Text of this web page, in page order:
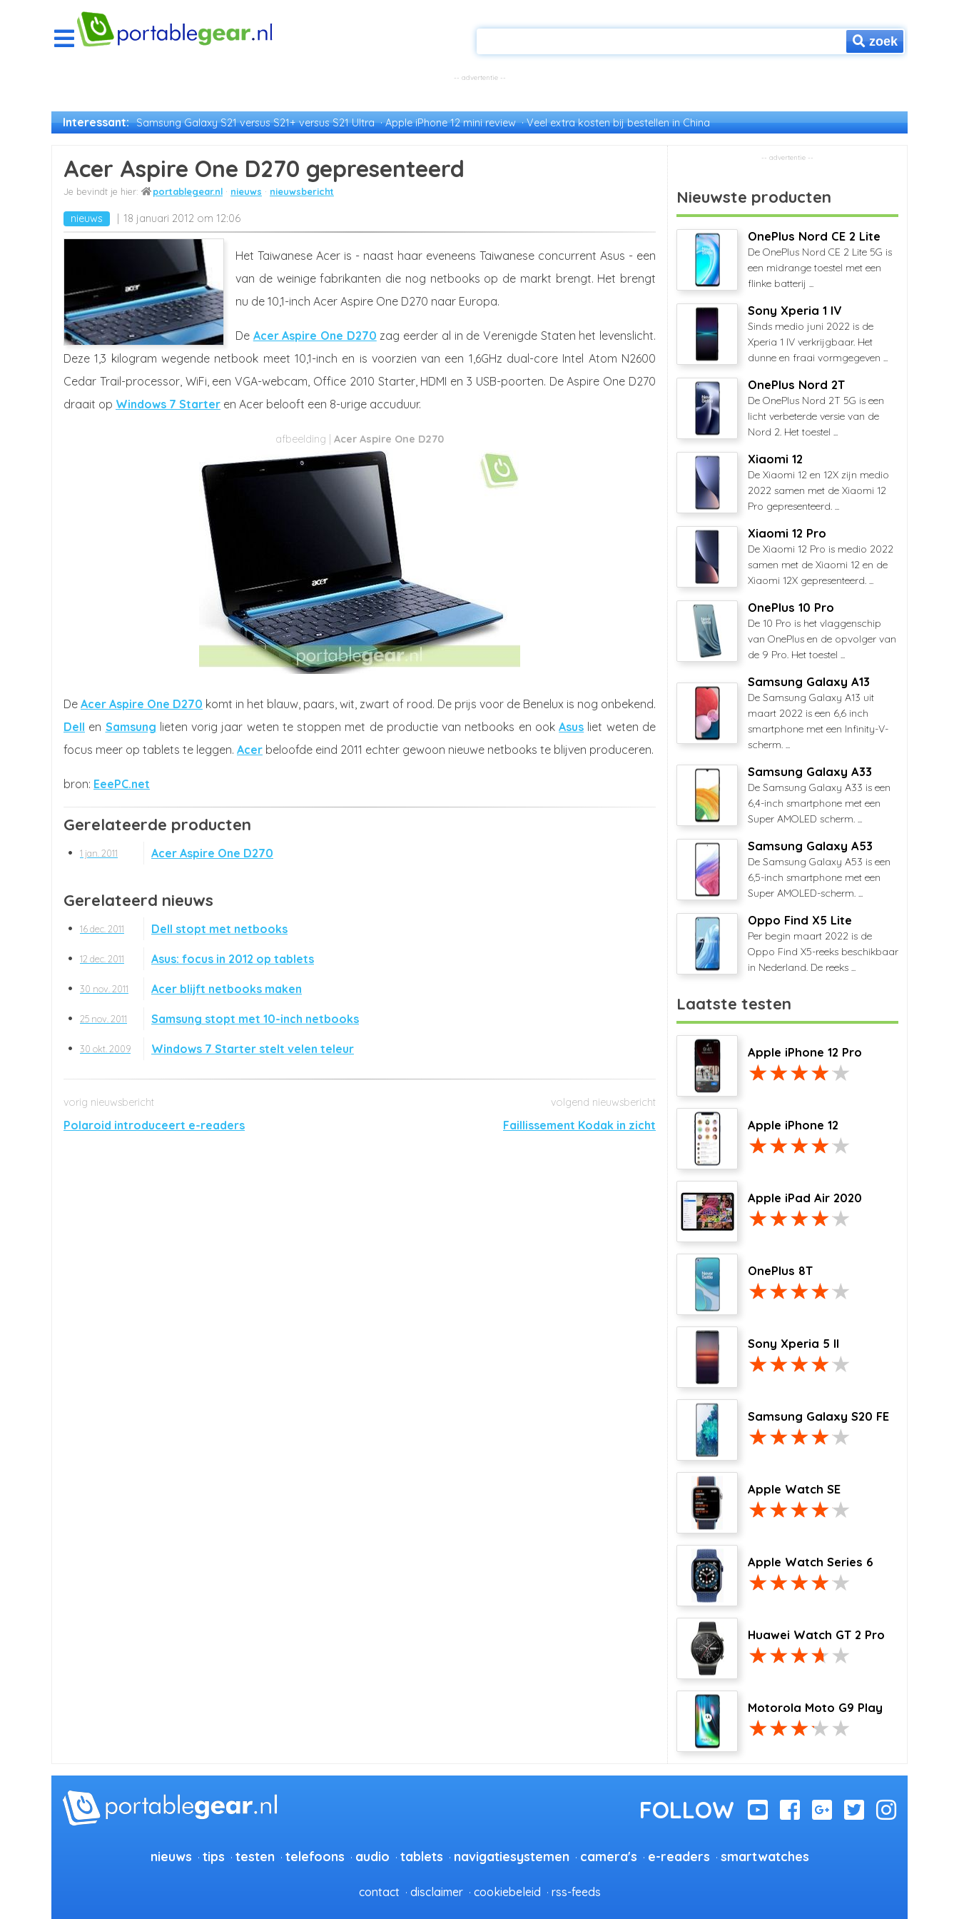
zoek
Interessant: Samsung Galaxy S21 versus S21+ versus S21 Ultra Apple iPhone 12 mini review Veel extra kosten bij bestellen in China
Acer Aspire One D270 gepresenteerd
portablegear.nl nieuws nieuwsbericht
nieuws 18 januari 2012 om 12:06
Het Taiwanese Acer is - naast haar eveneens Taiwanese concurrent Asus - een
van de weinige fabrikanten die nog netbooks op de markt brengt. Het brengt
nu de 10,1-inch Acer Aspire One D270 naar Europa.
De Acer Aspire One D270 zag eerder al in de Verenigde Staten het levenslicht.
Deze 1,3 kilogram wegende netbook meet 10,1-inch en is voorzien van een 1,6GHz dual-core Intel Atom N2600
Cedar Trail-processor, WiFi, een VGA-webcam, Office 2010 Starter, HDMI en 3 USB-poorten. De Aspire One D270
draait op Windows 7 Starter en Acer belooft een 8-urige accuduur.
Acer Aspire One D270
De Acer Aspire One D270 komt in het blauw, paars, wit, zwart of rood. De prijs voor de Benelux is nog onbekend.
Dell en Samsung lieten vorig jaar weten te stoppen met de productie van netbooks en ookAsus liet weten de
focus meer op tablets te leggen. Acer beloofde eind 2011 echter gewoon nieuwe netbooks te blijven produceren.
EeePC.net
Gerelateerde producten
1 jan. 2011 Acer Aspire One D270
Gerelateerd nieuws
16 dec. 2011 Dell stopt met netbooks
12 dec. 2011 Asus: focus in 2012 op tablets
30 nov. 2011 Acer blijft netbooks maken
25 nov. 2011 Samsung stopt met 10-inch netbooks
30 okt. 2009 Windows 7 Starter stelt velen teleur
Polaroid introduceert e-readers Faillissement Kodak in zicht
Nieuwste producten
OnePlus Nord CE 2 Lite
De OnePlus Nord CE 2 Lite 5G is
een midrange toestel met een
flinke batterij ...
Sony Xperia 1 IV
Sinds medio juni 2022 is de
Xperia 1 IV verkrijgbaar. Het
dunne en fraai vormgegeven ...
OnePlus Nord 2T
De OnePlus Nord 2T 5G is een
licht verbeterde versie van de
Nord 2. Het toestel ...
Xiaomi 12
De Xiaomi 12 en 12X zijn medio
2022 samen met de Xiaomi 12
Pro gepresenteerd. ...
Xiaomi 12 Pro
De Xiaomi 12 Pro is medio 2022
samen met de Xiaomi 12 en de
Xiaomi 12X gepresenteerd. ...
OnePlus 10 Pro
De 10 Pro is het vlaggenschip
van OnePlus en de opvolger van
de 9 Pro. Het toestel ...
Samsung Galaxy A13
De Samsung Galaxy A13 uit
maart 2022 is een 6,6 inch
smartphone met een Infinity-V-
scherm. ...
Samsung Galaxy A33
De Samsung Galaxy A33 is een
6,4-inch smartphone met een
Super AMOLED scherm. ...
Samsung Galaxy A53
De Samsung Galaxy A53 is een
6,5-inch smartphone met een
Super AMOLED-scherm. ...
Oppo Find X5 Lite
Per begin maart 2022 is de
Oppo Find X5-reeks beschikbaar
in Nederland. De reeks ...
Laatste testen
Apple iPhone 12 Pro
Apple iPhone 12
Apple iPad Air 2020
OnePlus 8T
Sony Xperia 5 II
Samsung Galaxy S20 FE
Apple Watch SE
Apple Watch Series 6
Huawei Watch GT 2 Pro
Motorola Moto G9 Play
nieuws tips testen telefoons audio tablets navigatiesystemen camera's e-readers smartwatches
contact disclaimer cookiebeleid rss-feeds